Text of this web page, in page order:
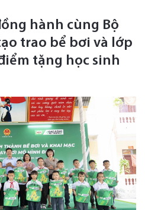
hành cùng Bộ
trao bể bơi và lớp
tặng học sinh